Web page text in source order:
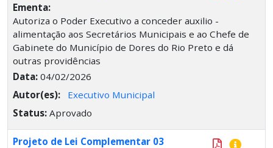
Ementa:
Autoriza o Poder Executivo a conceder auxilio -
alimentação aos Secretários Municipais e ao Chefe de
Gabinete do Município de Dores do Rio Preto e dá
outras providências
Data: 04/02/2026
Autor(es):
Executivo Municipal
Status: Aprovado
Projeto de Lei Complementar 03